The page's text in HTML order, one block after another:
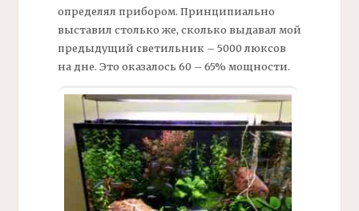
определял прибором. Принципиально
выставил столько же, сколько выдавал мой
предыдущий светильник – 5000 люксов
на дне. Это оказалось 60 – 65% мощности.